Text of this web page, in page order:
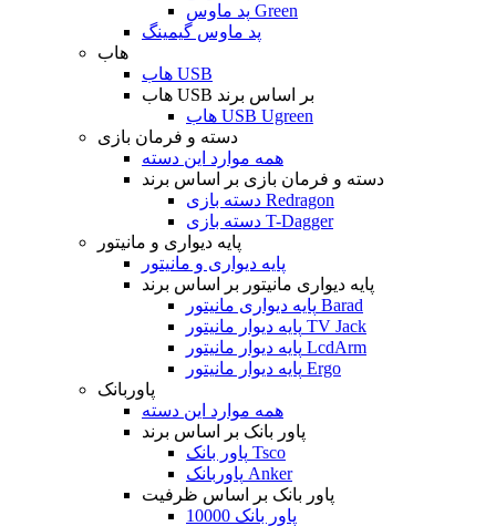
پد ماوس Green
پد ماوس گیمینگ
هاب
هاب USB
هاب USB بر اساس برند
هاب USB Ugreen
دسته و فرمان بازی
همه موارد این دسته
دسته و فرمان بازی بر اساس برند
دسته بازی Redragon
دسته بازی T-Dagger
پایه دیواری و مانیتور
پایه دیواری و مانیتور
پایه دیواری مانیتور بر اساس برند
پایه دیواری مانیتور Barad
پایه دیوار مانیتور TV Jack
پایه دیوار مانیتور LcdArm
پایه دیوار مانیتور Ergo
پاوربانک
همه موارد این دسته
پاور بانک بر اساس برند
پاور بانک Tsco
پاوربانک Anker
پاور بانک بر اساس ظرفیت
پاور بانک 10000